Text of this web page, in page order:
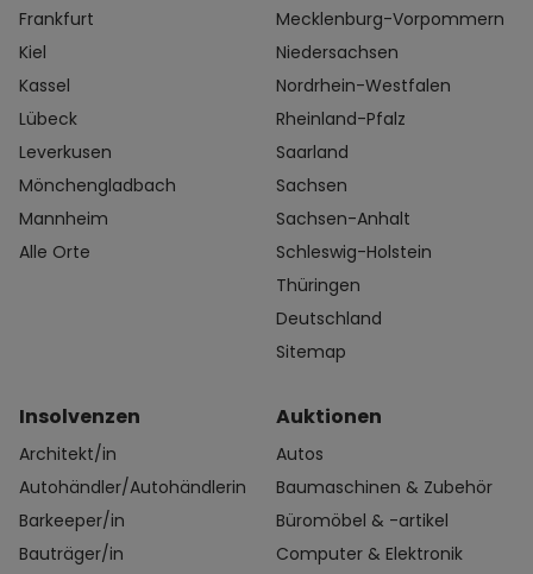
Frankfurt
Kiel
Kassel
Lübeck
Leverkusen
Mönchengladbach
Mannheim
Alle Orte
Mecklenburg-Vorpommern
Niedersachsen
Nordrhein-Westfalen
Rheinland-Pfalz
Saarland
Sachsen
Sachsen-Anhalt
Schleswig-Holstein
Thüringen
Deutschland
Sitemap
Insolvenzen
Architekt/in
Autohändler/Autohändlerin
Barkeeper/in
Bauträger/in
Auktionen
Autos
Baumaschinen & Zubehör
Büromöbel & -artikel
Computer & Elektronik